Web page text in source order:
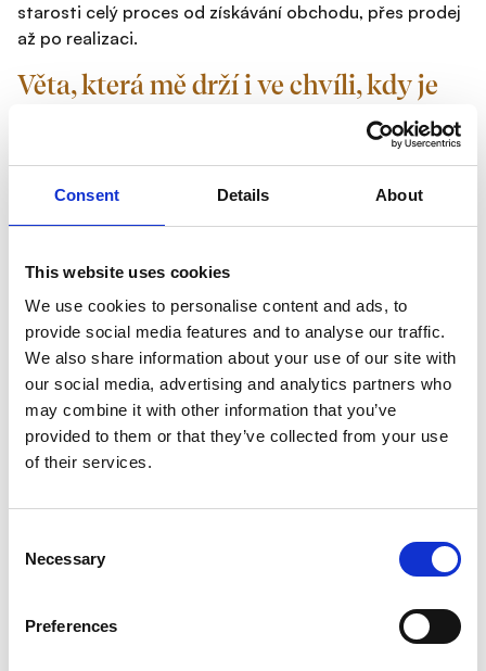
Consent Details About
This website uses cookies
We use cookies to personalise content and ads, to
provide social media features and to analyse our traffic.
We also share information about your use of our site with
our social media, advertising and analytics partners who
may combine it with other information that you’ve
provided to them or that they’ve collected from your use
of their services.
Selection
Necessary
Preferences
starosti celý proces od získávání obchodu, přes prodej
až po realizaci.
Věta, která mě drží i ve chvíli, kdy je
Važ si toho, co všechno máš a co jsi dokázal, protože
Ponaučení, které bych předal svému
mladšímu já.
důležitá věc, kterou musíš dělat už od mladých let.
Vnímej to, jak na lidi působíš, protože v čase to bude
mít pozitivní nebo negativní efekt.
Co mi na mojí práci dává největší
smysl a proč bych jí neměnil?
díky naší spolupráci objevili nové možnosti a mohli si
nějaký základ měli. Každý je na jiné úrovni, a o to víc si
spokojenost, pocit jistoty a vědomí, že se díky tomu
posunuli blíž ke svým snům.